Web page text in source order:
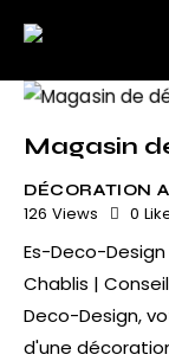
Magasin
DÉCORATION
126 Views 0
Es-Deco-
Chablis |
Deco-Design,
d'une